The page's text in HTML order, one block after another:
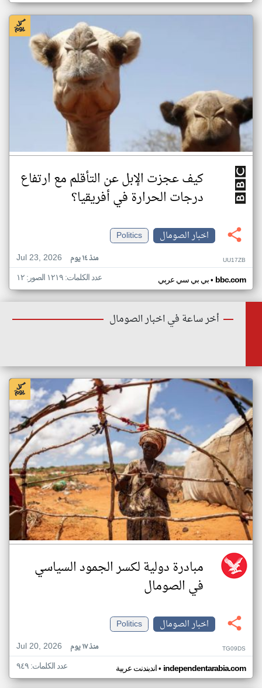
كيف عجزت الإبل عن التأقلم مع ارتفاع
درجات الحرارة في أفريقيا؟
اخبار الصومال
Politics
Jul 23, 2026
منذ ١٤ يوم UU17ZB
بي بي سي عربي• bbc.com عدد الكلمات: ١٢١٩ الصور: ١٢
أخر ساعة في اخبار الصومال
مبادرة دولية لكسر الجمود السياسي
في الصومال
اخبار الصومال
Politics
Jul 20, 2026
منذ ١٧ يوم TG09DS
اندبندنت عربية• independentarabia.com عدد الكلمات: ٩٤٩